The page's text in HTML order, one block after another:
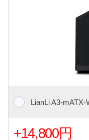
LianLi A3-mATX-
+14,800円